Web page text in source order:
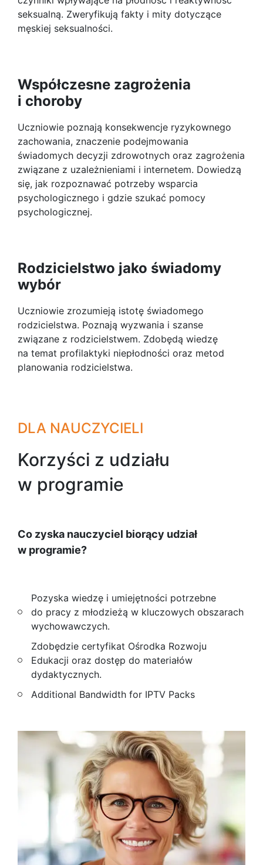
seksualną. Zweryfikują fakty i mity dotyczące
męskiej seksualności.
Współczesne zagrożenia
i choroby
Uczniowie poznają konsekwencje ryzykownego
zachowania, znaczenie podejmowania
świadomych decyzji zdrowotnych oraz zagrożenia
związane z uzależnieniami i internetem. Dowiedzą
się, jak rozpoznawać potrzeby wsparcia
psychologicznego i gdzie szukać pomocy
psychologicznej.
Rodzicielstwo jako świadomy
wybór
Uczniowie zrozumieją istotę świadomego
rodzicielstwa. Poznają wyzwania i szanse
związane z rodzicielstwem. Zdobędą wiedzę
na temat profilaktyki niepłodności oraz metod
planowania rodzicielstwa.
DLA NAUCZYCIELI
Korzyści z udziału
w programie
Co zyska nauczyciel biorący udział
w programie?
Pozyska wiedzę i umiejętności potrzebne
do pracy z młodzieżą w kluczowych obszarach
wychowawczych.
Zdobędzie certyfikat Ośrodka Rozwoju
Edukacji oraz dostęp do materiałów
dydaktycznych.
Additional Bandwidth for IPTV Packs